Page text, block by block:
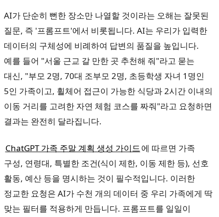
AI가 단순히 뻔한 장소만 나열할 것이라는 오해는 잘못된
질문, 즉 '프롬프트'에서 비롯됩니다. AI는 우리가 입력한
데이터의 구체성에 비례하여 답변의 품질을 높입니다.
예를 들어 "서울 근교 갈 만한 곳 추천해 줘"라고 묻는
대신, "부모 2명, 70대 조부모 2명, 초등학생 자녀 1명인
5인 가족이고, 휠체어 접근이 가능한 식당과 2시간 이내의
이동 거리를 고려한 자연 체험 코스를 짜줘"라고 요청하면
결과는 완전히 달라집니다.
ChatGPT 가족 주말 계획 생성 가이드에 따르면 가족
구성, 연령대, 특별한 조건(식이 제한, 이동 제한 등), 선호
활동, 예산 등을 명시하는 것이 필수적입니다. 이러한
정교한 요청은 AI가 수천 개의 데이터 중 우리 가족에게 딱
맞는 필터를 적용하게 만듭니다. 프롬프트를 일일이